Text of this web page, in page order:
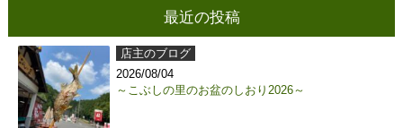
最近の投稿
店主のブログ
2026/08/04
～こぶしの里のお盆のしおり2026～